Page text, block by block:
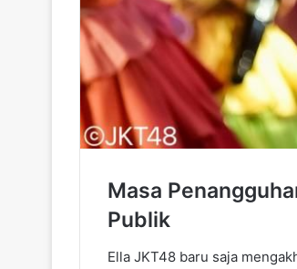
Masa
Publik
Ella JKT48 baru saja